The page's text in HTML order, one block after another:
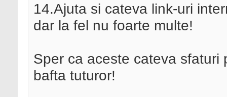
14.Ajuta si cateva link-uri
dar la fel nu foarte multe!
Sper ca aceste cateva
bafta tuturor!